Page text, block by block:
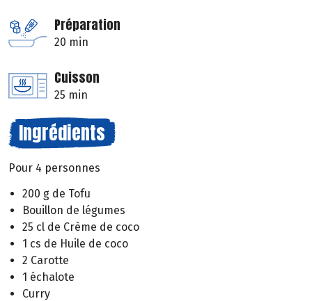
Préparation
20 min
Cuisson
25 min
Ingrédients
Pour 4 personnes
200 g de Tofu
Bouillon de légumes
25 cl de Crème de coco
1 cs de Huile de coco
2 Carotte
1 échalote
Curry